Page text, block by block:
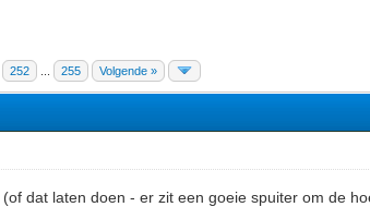
252 255 Volgende »
dat laten doen - er zit een goeie spuiter om de